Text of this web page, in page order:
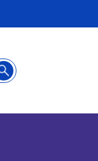
Buscar